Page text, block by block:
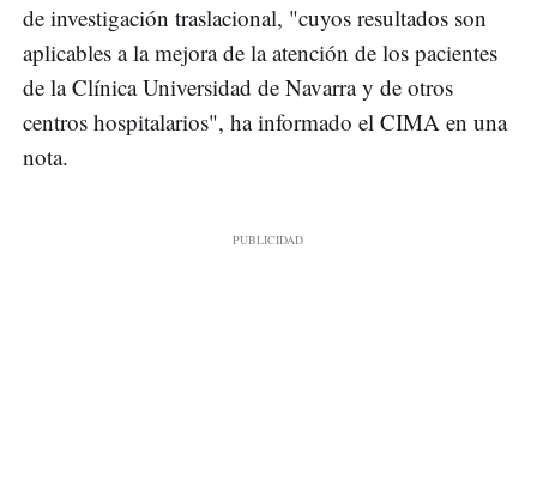
de investigación traslacional, "cuyos resultados son
aplicables a la mejora de la atención de los pacientes
de la Clínica Universidad de Navarra y de otros
centros hospitalarios", ha informado el CIMA en una
nota.